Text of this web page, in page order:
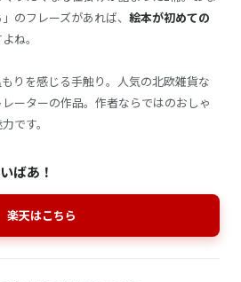
のフレーズがあれば、 絵本が初めての
ね。
りを感じる手触り。人気の北欧雑貨な
ーターの作品。作者ならではのおしゃ
です。
ばあ！
楽天はこちら